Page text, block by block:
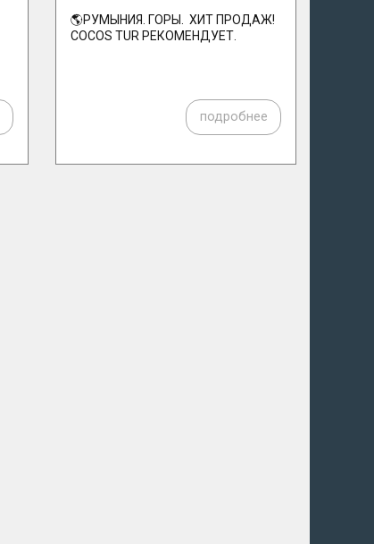
🌎РУМЫНИЯ. ГОРЫ. ХИТ ПРОДАЖ!
COCOS TUR РЕКОМЕНДУЕТ.
подробнее